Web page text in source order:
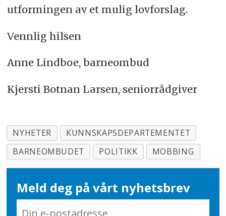
utformingen av et mulig lovforslag.
Vennlig hilsen
Anne Lindboe, barneombud
Kjersti Botnan Larsen, seniorrådgiver
NYHETER
KUNNSKAPSDEPARTEMENTET
BARNEOMBUDET
POLITIKK MOBBING
Meld deg på vårt nyhetsbrev